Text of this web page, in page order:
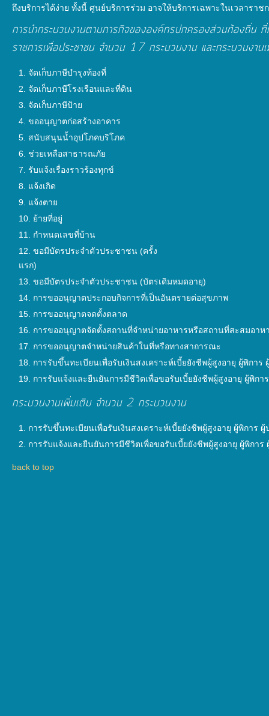
เสริม
ความ
โปร่งใส
การ
จัด
ซื้อ
จัด
จ้าง
การ
เงิน
การ
คลัง
แผนการ
การ
ดำเนิน
เพื่อ
ป้องกัน
การ
ถึงบริการได้ง่าย ทั้งนี้ ศูนย์บริการร่วม อาจให้บริการเฉพาะในเวลารา
การนำกระบวนงานตามภารกิจขององค์กรปกครองส่วนท้องถิ่น ที่
ราชการเพื่อประชาชน จำนวน 17 กระบวนงาน และกระบวนงา
จัดเก็บภาษีบำรุงท้องที่
จัดเก็บภาษีโรงเรือนและที่ดิน
จัดเก็บภาษีป้าย
ขออนุญาตก่อสร้างอาคาร
สนับสนุนน้ำอุปโภคบริโภค
ช่วยเหลือสาธารณภัย
รับแจ้งเรื่องราวร้องทุกข์
แจ้งเกิด
แจ้งตาย
ย้ายที่อยู่
กำหนดเลขที่บ้าน
ขอมีบัตรประจำตัวประชาชน (ครั้ง
แรก)
ขอมีบัตรประจำตัวประชาชน (บัตรเดิมหมดอายุ)
การขออนุญาตประกอบกิจการที่เป็นอันตรายต่อสุขภาพ
การขออนุญาตจดตั้งตลาด
การขออนุญาตจัดตั้งสถานที่จำหน่ายอาหารหรือสถานที่สะสมอาห
การขออนุญาตจำหน่ายสินค้าในที่หรือทางสาถารณะ
การรับขึ้นทะเบียนเพื่อรับเงินสงเคราะห์เบี้ยยังชีพผู้สูงอายุ ผู้พิการ
การรับแจ้งและยืนยันการมีชีวิตเพื่อขอรับเบี้ยยังชีพผู้สูงอายุ ผู้พิก
กระบวนงานเพิ่มเติม จำนวน 2 กระบวนงาน
การรับขึ้นทะเบียนเพื่อรับเงินสงเคราะห์เบี้ยยังชีพผู้สูงอายุ ผู้พิการ ผู้
การรับแจ้งและยืนยันการมีชีวิตเพื่อขอรับเบี้ยยังชีพผู้สูงอายุ ผู้พิกา
back to top